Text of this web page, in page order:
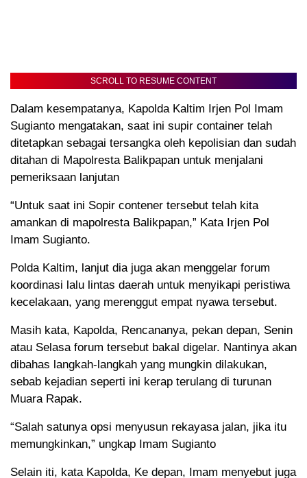
SCROLL TO RESUME CONTENT
Dalam kesempatanya, Kapolda Kaltim Irjen Pol Imam
Sugianto mengatakan, saat ini supir container telah
ditetapkan sebagai tersangka oleh kepolisian dan sudah
ditahan di Mapolresta Balikpapan untuk menjalani
pemeriksaan lanjutan
“Untuk saat ini Sopir contener tersebut telah kita
amankan di mapolresta Balikpapan,” Kata Irjen Pol
Imam Sugianto.
Polda Kaltim, lanjut dia juga akan menggelar forum
koordinasi lalu lintas daerah untuk menyikapi peristiwa
kecelakaan, yang merenggut empat nyawa tersebut.
Masih kata, Kapolda, Rencananya, pekan depan, Senin
atau Selasa forum tersebut bakal digelar. Nantinya akan
dibahas langkah-langkah yang mungkin dilakukan,
sebab kejadian seperti ini kerap terulang di turunan
Muara Rapak.
“Salah satunya opsi menyusun rekayasa jalan, jika itu
memungkinkan,” ungkap Imam Sugianto
Selain iti, kata Kapolda, Ke depan, Imam menyebut juga